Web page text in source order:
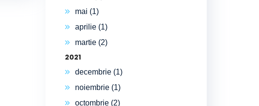
mai (1)
aprilie (1)
martie (2)
2021
decembrie (1)
noiembrie (1)
octombrie (2)